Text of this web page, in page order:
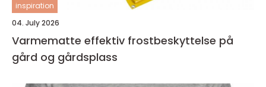
inspiration
04. July 2026
Varmematte effektiv frostbeskyttelse på
gård og gårdsplass